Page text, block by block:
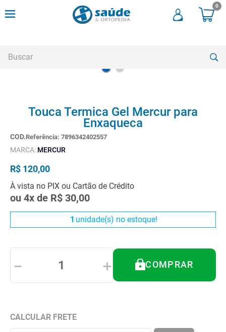
0
Touca Termica Gel Mercur para
Enxaqueca
Referência: 7896342402557
MARCA: MERCUR
R$ 120,00
À vista no PIX ou Cartão de Crédito
ou 4x de R$ 30,00
1 unidade(s) no estoque!
＋
－ COMPRAR
andadores
3º
cadeira rodas
4º
cadeira higienica
5º
tipoia
6º
muleta
ortese polegar punho